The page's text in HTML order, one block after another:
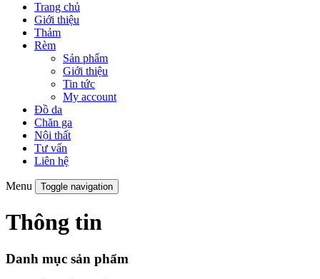
Trang chủ
Giới thiệu
Thảm
Rèm
Sản phẩm
Giới thiệu
Tin tức
My account
Đồ da
Chăn ga
Nội thất
Tư vấn
Liên hệ
Menu Toggle navigation
Thông tin
Danh mục sản phẩm